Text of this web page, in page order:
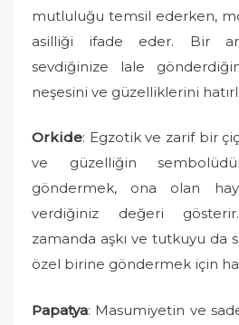
mutluluğu temsil ederken,
asilliği ifade eder. Bir
sevdiğinize lale
neşesini ve güzelliklerini
Orkide: Egzotik ve zarif bir
ve güzelliğin
göndermek, ona olan
verdiğiniz değeri
zamanda aşkı ve tutkuyu da
özel birine göndermek için
Papatya: Masumiyetin ve